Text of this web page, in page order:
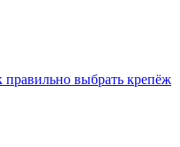
выбрать крепёж